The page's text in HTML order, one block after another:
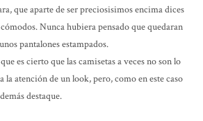
que aparte de ser preciosisimos encima dices
Nunca hubiera pensado que quedaran
pantalones estampados.
es cierto que las camisetas a veces no son lo
la atención de un look, pero, como en este caso
destaque.